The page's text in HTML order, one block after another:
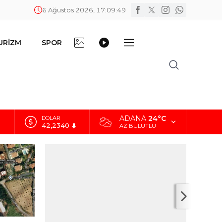
6 Ağustos 2026, 17:09:51
SPOR
EURO
48,8802
ADANA 24°C
AZ BULUTLU